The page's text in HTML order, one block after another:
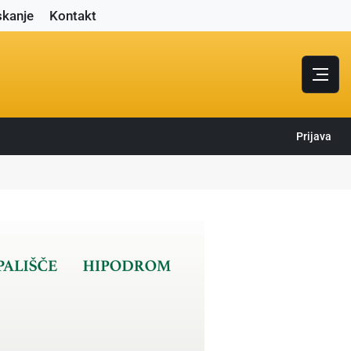
Kontakt
Prijava